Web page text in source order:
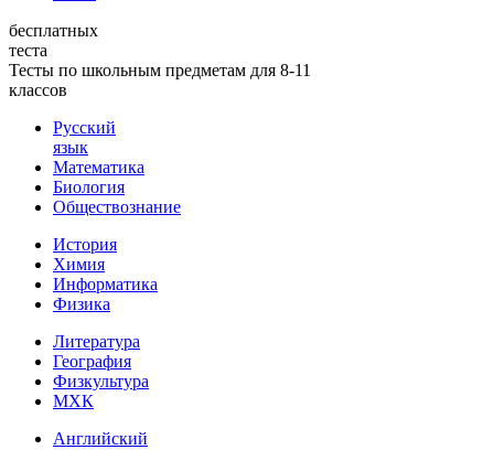
бесплатных
теста
Тесты по школьным предметам для 8-11
классов
Русский
язык
Математика
Биология
Обществознание
История
Химия
Информатика
Физика
Литература
География
Физкультура
МХК
Английский